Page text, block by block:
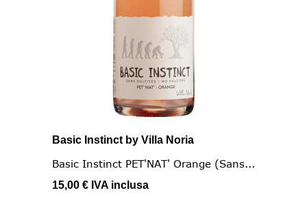
Basic Instinct by Villa Noria
Basic Instinct PET'NAT' Orange (Sans...
15,00 € IVA inclusa